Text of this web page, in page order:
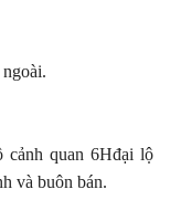
quan 6Hđại lộ
và buôn bán.